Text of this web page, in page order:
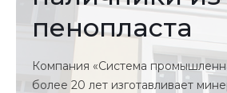
пенопласта
Компания «Система
более 20 лет изготавливает